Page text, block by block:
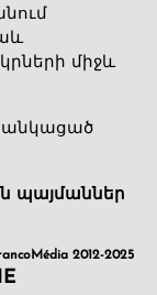
միջև
պայմաններ
2012-2025